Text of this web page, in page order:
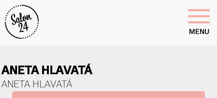
MENU
ANETA HLAVATÁ
ANETA HLAVATÁ